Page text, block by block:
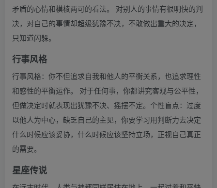
矛盾的心情和模棱两可的看法。 对别人的事情有很明快的判
决，对自己的事情却超级犹豫不决，不敢做出重大的决定，
只知道闪躲。
行事风格
行事风格：你不但追求自我和他人的平衡关系，也追求理性
和感性的平衡运作。 对于任何事，你都讲究客观与公平性，
但做决定时就表现出犹豫不决、摇摆不定。个性盲点：过度
以他人为中心，缺乏自己的主见，你要学习用判断力去决定
什么时候应该妥协，什么时候应该坚持立场，正视自己真正
的需要。
星座传说